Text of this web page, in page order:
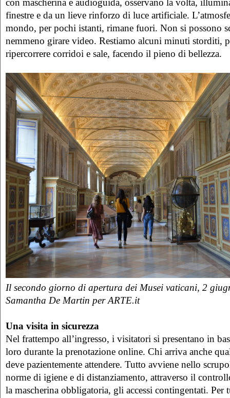
con mascherina e audioguida, osservano la volta,
finestre e da un lieve rinforzo di luce artificiale.
mondo, per pochi istanti, rimane fuori. Non si possono
nemmeno girare video. Restiamo alcuni minuti storditi,
ripercorrere corridoi e sale, facendo il pieno di bellezza.
Il secondo giorno di apertura dei Musei vaticani, 2
Samantha De Martin per ARTE.it
Una visita in sicurezza
Nel frattempo all’ingresso, i visitatori si presentano in
loro durante la prenotazione online. Chi arriva anche
deve pazientemente attendere. Tutto avviene nello
norme di igiene e di distanziamento, attraverso il
la mascherina obbligatoria, gli accessi contingentati. Per